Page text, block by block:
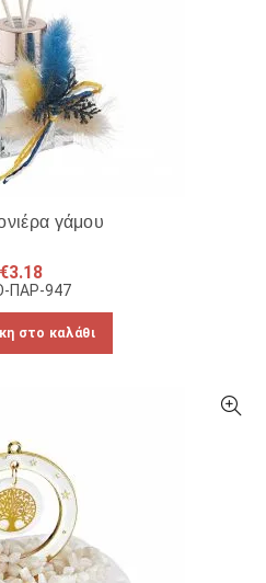
γάμου
€3.18
ΠΑΡ-947
στο καλάθι